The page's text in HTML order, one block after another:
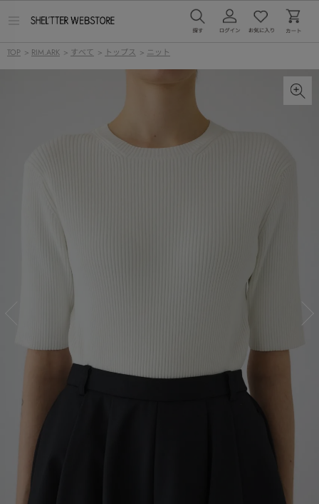
ー
を
TOP > RIM.ARK > すべて > トップス > ニット